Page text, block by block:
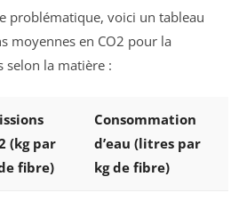
problématique, voici un tableau
moyennes en CO2 pour la
selon la matière :
(kg par
fibre)
Consommation
d’eau (litres par
kg de fibre)